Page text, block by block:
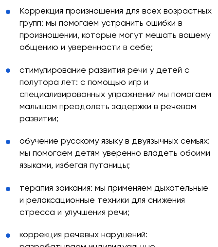
Коррекция произношения для всех возрастных
групп: мы помогаем устранить ошибки в
произношении, которые могут мешать вашему
общению и уверенности в себе;
стимулирование развития речи у детей с
полутора лет: с помощью игр и
специализированных упражнений мы помогаем
малышам преодолеть задержки в речевом
развитии;
обучение русскому языку в двуязычных семьях:
мы помогаем детям уверенно владеть обоими
языками, избегая путаницы;
терапия заикания: мы применяем дыхательные
и релаксационные техники для снижения
стресса и улучшения речи;
коррекция речевых нарушений: